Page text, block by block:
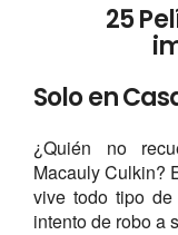
25
Solo en
¿Quién no
Macauly Culkin?
vive todo tipo
intento de robo a